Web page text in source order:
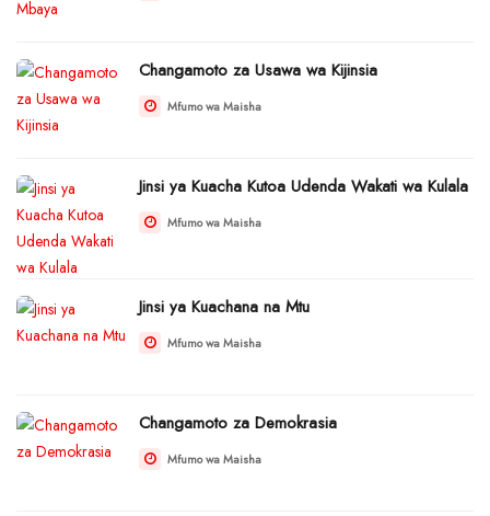
Changamoto za Usawa wa Kijinsia
Mfumo wa Maisha
Jinsi ya Kuacha Kutoa Udenda Wakati wa Kulala
Mfumo wa Maisha
Jinsi ya Kuachana na Mtu
Mfumo wa Maisha
Changamoto za Demokrasia
Mfumo wa Maisha